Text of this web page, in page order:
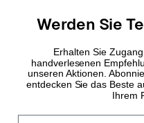
Folge uns
Instagram
Werden Sie
Erhalten Sie
handverlesenen
unseren Aktionen.
entdecken Sie das Beste
Ihrem
Fornavn